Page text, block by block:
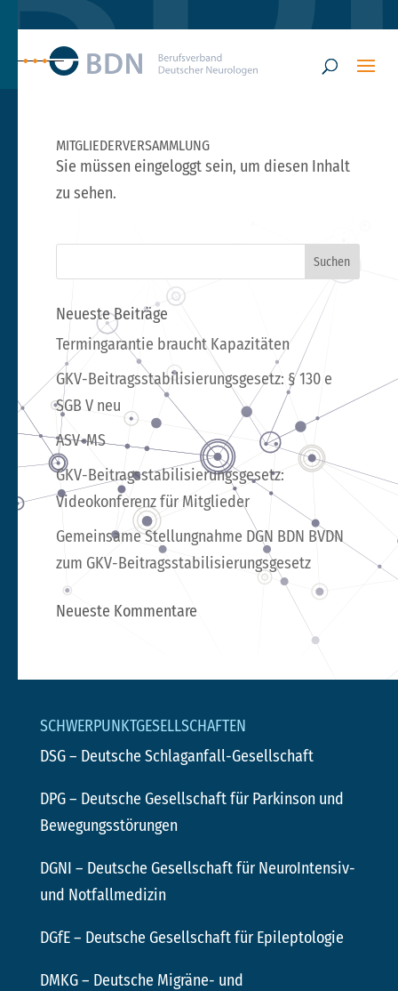
MITGLIEDERVERSAMMLUNG
Sie müssen eingeloggt sein, um diesen Inhalt
zu sehen.
Neueste Beiträge
Termingarantie braucht Kapazitäten
GKV-Beitragsstabilisierungsgesetz: § 130 e
SGB V neu
ASV-MS
GKV-Beitragsstabilisierungsgesetz:
Videokonferenz für Mitglieder
Gemeinsame Stellungnahme DGN BDN BVDN
zum GKV-Beitragsstabilisierungsgesetz
Neueste Kommentare
SCHWERPUNKTGESELLSCHAFTEN
DSG– Deutsche Schlaganfall-Gesellschaft
DPG– Deutsche Gesellschaft für Parkinson und
Bewegungsstörungen
DGNI – Deutsche Gesellschaft für NeuroIntensiv-
und Notfallmedizin
DGfE– Deutsche Gesellschaft für Epileptologie
DMKG– Deutsche Migräne- und